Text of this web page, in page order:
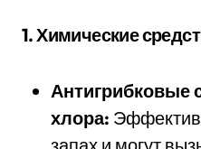
1. Химические
Антигрибковые
хлора: